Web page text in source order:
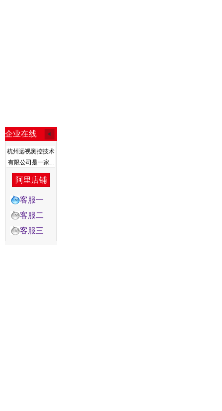
企业在线
杭州远视测控技术
有限公司是一家...
阿里店铺
客服一
客服二
客服三